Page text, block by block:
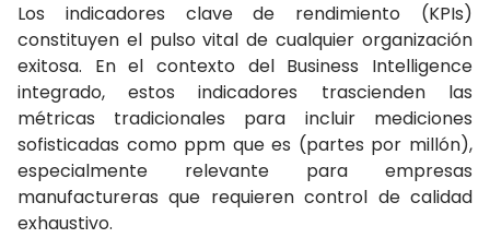
Los indicadores clave de rendimiento (KPIs)
constituyen el pulso vital de cualquier organización
exitosa. En el contexto del Business Intelligence
integrado, estos indicadores trascienden las
métricas tradicionales para incluir mediciones
sofisticadas como ppm que es (partes por millón),
especialmente relevante para empresas
manufactureras que requieren control de calidad
exhaustivo.